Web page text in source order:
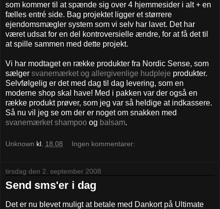
som kommer til at spænde sig over 4 hjemmesider i alt + en
fælles entré side. Bag projektet ligger et størrere
ejendomsmægler system som vi selv har lavet. Det har
været udsat for en del kontroversielle ændre, for at få det til
at spille sammen med dette projekt.
Vi har modtaget en række produkter fra Nordic Sense, som
sælger svanemærket og allergivenlige hudpleje produkter.
Selvfølgelig er det med dag til dag levering, som en
moderne shop skal have! Med i pakken var der også en
række produkt prøver, som jeg var så heldige at indkassere.
Så nu vil jeg se om der er noget om snakken med
svanemærket shampoo og balsam.
Unknown kl. 18.08 Ingen kommentarer:
tirsdag den 2. september 2008
Send sms'er i dag
Det er nu blevet muligt at betale med Dankort på Ultimate